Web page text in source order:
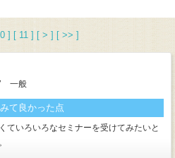
] [ 11 ] [ > ] [ >> ]
一般
て良かった点
ていろいろなセミナーを受けてみたいと